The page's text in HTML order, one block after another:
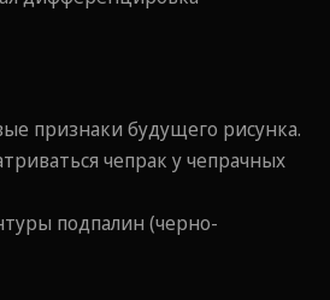
признаки будущего рисунка.
чепрак у чепрачных
подпалин (черно-